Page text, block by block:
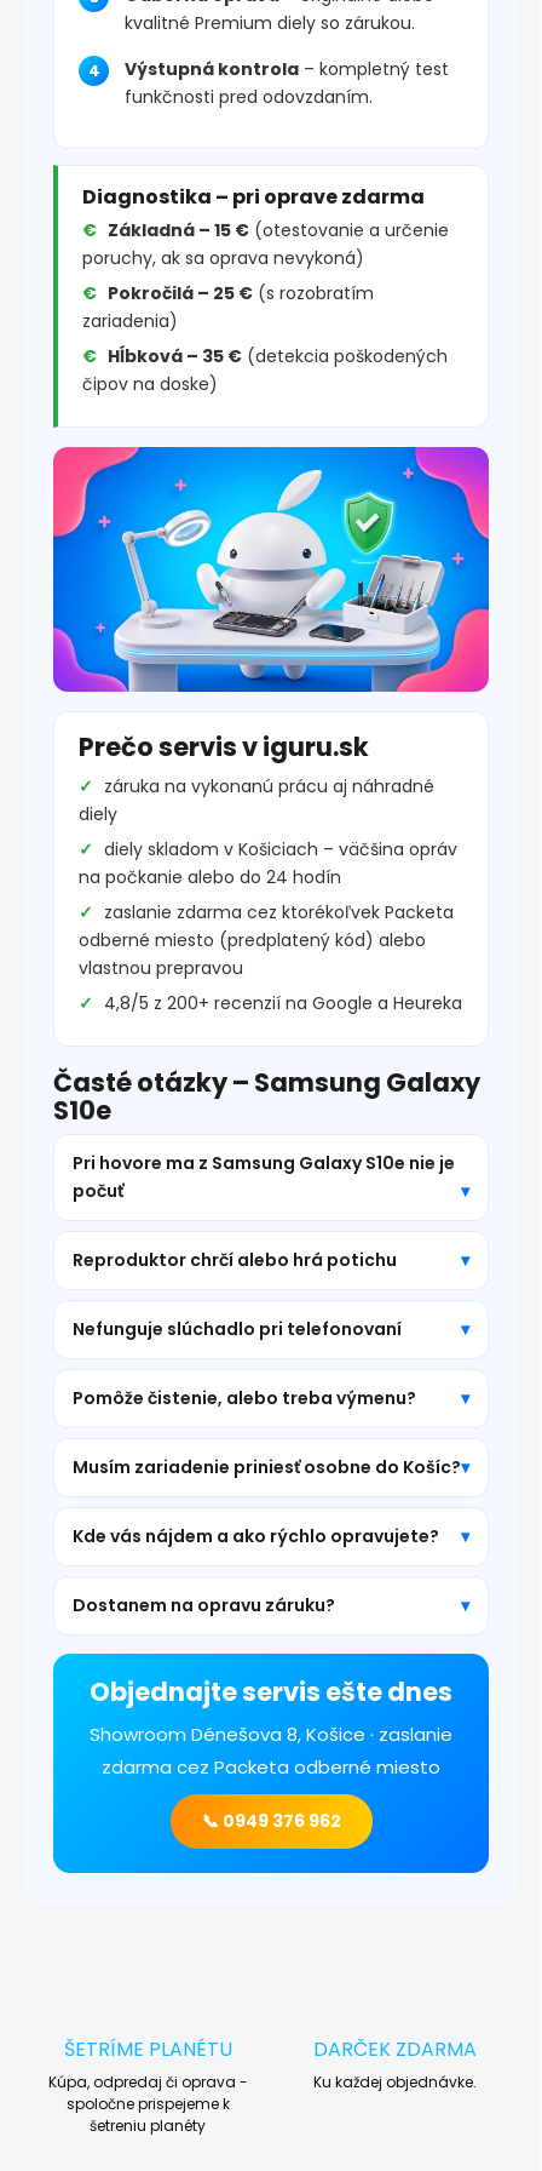
kvalitné Premium diely so zárukou.
Výstupná kontrola – kompletný test
funkčnosti pred odovzdaním.
Diagnostika – pri oprave zdarma
Základná – 15 € (otestovanie a určenie
poruchy, ak sa oprava nevykoná)
Pokročilá – 25 € (s rozobratím
zariadenia)
Hĺbková – 35 € (detekcia poškodených
čipov na doske)
Prečo servis v iguru.sk
záruka na vykonanú prácu aj náhradné
diely
diely skladom v Košiciach – väčšina opráv
na počkanie alebo do 24 hodín
zaslanie zdarma cez ktorékoľvek Packeta
odberné miesto (predplatený kód) alebo
vlastnou prepravou
4,8/5 z 200+ recenzií na Google a Heureka
Časté otázky – Samsung Galaxy
S10e
Pri hovore ma z Samsung Galaxy S10e nie je
počuť
Reproduktor chrčí alebo hrá potichu
Nefunguje slúchadlo pri telefonovaní
Pomôže čistenie, alebo treba výmenu?
Musím zariadenie priniesť osobne do Košíc?
Kde vás nájdem a ako rýchlo opravujete?
Dostanem na opravu záruku?
Objednajte servis ešte dnes
Showroom Dénešova 8, Košice · zaslanie
zdarma cez Packeta odberné miesto
📞 0949 376 962
ŠETRÍME PLANÉTU
Kúpa, odpredaj či oprava -
spoločne prispejeme k
šetreniu planéty
DARČEK ZDARMA
Ku každej objednávke.